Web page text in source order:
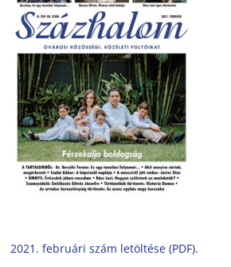
2021. februári szám letöltése (PDF).